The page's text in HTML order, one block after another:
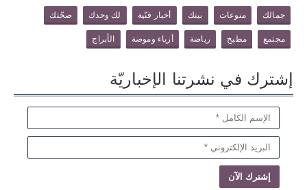
جمالك منوعات بيتك أخبار فنّية لك وحدك صحّتك
مجتمع مطبخ رياضة أزياء وموضة الأبراج
إشترك في نشرتنا الإخباريّة